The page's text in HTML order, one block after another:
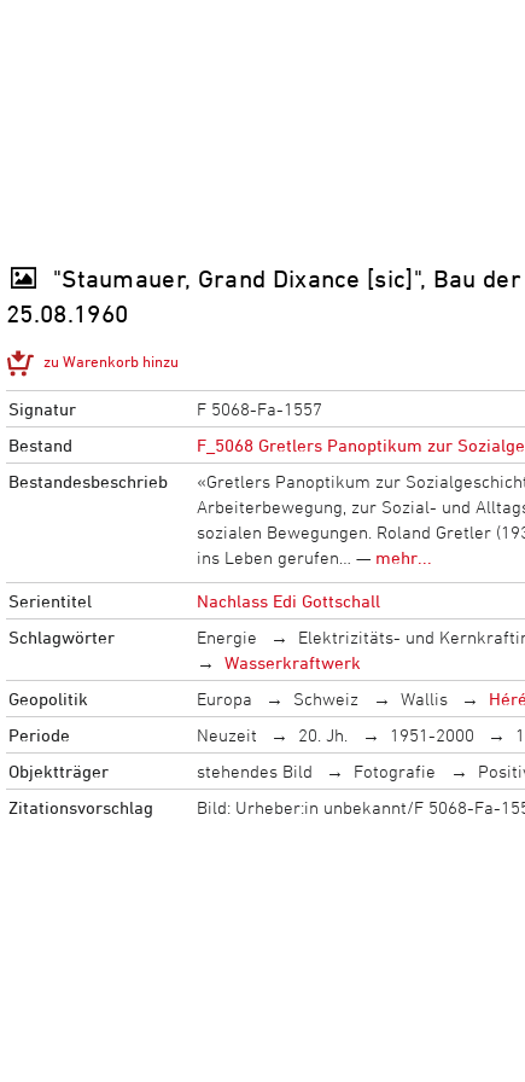
"Staumauer, Grand Dixance [sic]", Bau
25.08.1960
zu Warenkorb hinzu
Signatur
F 5068-Fa-1557
Bestand
F_5068 Gretlers Panoptikum zur
Bestandesbeschrieb
«Gretlers Panoptikum zur
Arbeiterbewegung, zur Sozial- und
sozialen Bewegungen. Roland Gretler
ins Leben gerufen… — mehr...
Serientitel
Nachlass Edi Gottschall
Schlagwörter
Energie Elektrizitäts- und
Wasserkraftwerk
Geopolitik
Europa Schweiz Wallis
Periode
Neuzeit 20. Jh. 1951-2000
Objektträger
stehendes Bild Fotografie
Zitationsvorschlag
Bild: Urheber:in unbekannt/F 5068-Fa-